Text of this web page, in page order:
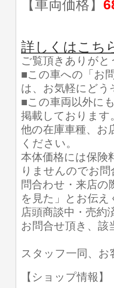
【車両価格】
詳しくはこち
ご覧頂きありがと
■この車への「お
は、お気軽にどう
■この車両以外に
掲載しております
他の在庫車種、お
ください。
本体価格には保険
りませんのでお問
問合わせ・来店
を見た」とお伝え
店頭商談中・売約
お問合せ頂き、該
スタッフ一同、
【ショップ情報】